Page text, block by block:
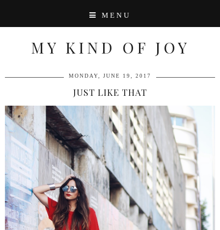
MENU
MY KIND OF JOY
MONDAY, JUNE 19, 2017
JUST LIKE THAT